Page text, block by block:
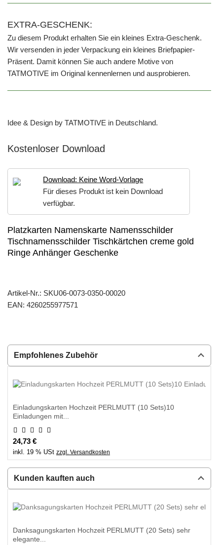
EXTRA-GESCHENK:
Zu diesem Produkt erhalten Sie ein kleines Extra-Geschenk.
Wir versenden in jeder Verpackung ein kleines Briefpapier-
Präsent. Damit können Sie auch andere Motive von
TATMOTIVE im Original kennenlernen und ausprobieren.
Idee & Design by TATMOTIVE in Deutschland.
Kostenloser Download
Download: Keine Word-Vorlage
Für dieses Produkt ist kein Download
verfügbar.
Platzkarten Namenskarte Namensschilder
Tischnamensschilder Tischkärtchen creme gold
Ringe Anhänger Geschenke
Artikel-Nr.: SKU06-0073-0350-00020
EAN: 4260255977571
Empfohlenes Zubehör
Einladungskarten Hochzeit PERLMUTT (10 Sets)10
Einladungen mit...
24,73 €
inkl. 19 % USt zzgl. Versandkosten
Kunden kauften auch
Danksagungskarten Hochzeit PERLMUTT (20 Sets) sehr
elegante...